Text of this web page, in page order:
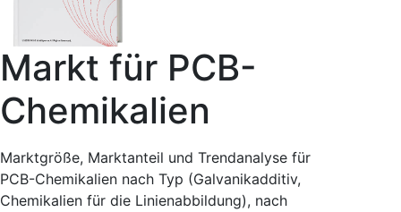
Markt für PCB-
Chemikalien
Marktgröße, Marktanteil und Trendanalyse für
PCB-Chemikalien nach Typ (Galvanikadditiv,
Chemikalien für die Linienabbildung), nach